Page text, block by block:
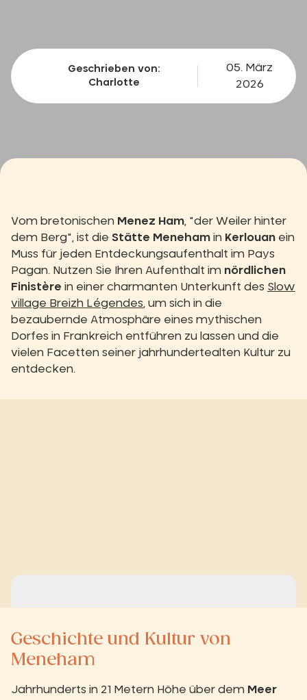
Geschrieben von:
Charlotte
05. März
2026
Vom bretonischen Menez Ham , "der Weiler hinter
dem Berg", ist die Stätte Meneham in Kerlouan ein
Muss für jeden Entdeckungsaufenthalt im Pays
Pagan. Nutzen Sie Ihren Aufenthalt im nördlichen
Finistère in einer charmanten Unterkunft des Slow
village Breizh Légendes , um sich in die
bezaubernde Atmosphäre eines mythischen
Dorfes in Frankreich entführen zu lassen und die
vielen Facetten seiner jahrhundertealten Kultur zu
entdecken.
Geschichte und Kultur von
Meneham
Jahrhunderts in 21 Metern Höhe über dem Meer